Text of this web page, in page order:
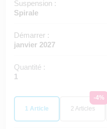
Suspension :
Spirale
Démarrer :
janvier 2027
Quantité :
1
1 Article
-4%
2 Articles